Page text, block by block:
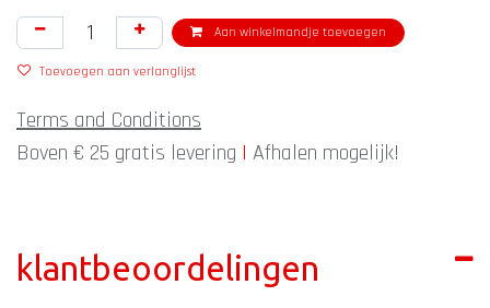
Aan winkelmandje toevoegen
Toevoegen aan verlanglijst
Terms and Conditions
Boven € 25 gratis levering | Afhalen mogelijk!
klantbeoordelingen